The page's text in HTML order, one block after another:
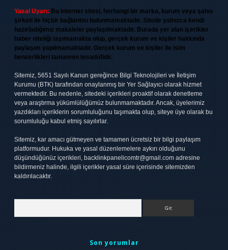
Yasal Uyarı: Bu internet sitesi, herhangi bir marka, kurum veya şahıs
şirketi ile hiçbir bağlantısı bulunmamaktadır. Sitede yalnızca kendi
hazırladığımız makaleler paylaşılmaktadır. Burada yer alan içerikler
haber niteliği taşımamakta olup, gerçek kurum ve kişiler hakkında
paylaşım yapılmamaktadır. Gerçek kurum ve kişiler ile isim
benzerlikleri tamamen tesadüfidir.
Sitemiz, 5651 Sayılı Kanun gereğince Bilgi Teknolojileri ve İletişim
Kurumu (BTK) tarafından onaylanmış bir Yer Sağlayıcı olarak hizmet
vermektedir. Bu nedenle, sitedeki içerikleri proaktif olarak denetleme
veya araştırma yükümlülüğümüz bulunmamaktadır. Ancak, üyelerimiz
yazdıkları içeriklerin sorumluluğunu taşımakta olup, siteye üye olarak bu
sorumluluğu kabul etmiş sayılırlar.
Sitemiz, kar amacı gütmeyen ve tamamen ücretsiz bir bilgi paylaşım
platformudur. Hukuka ve yasal düzenlemelere aykırı olduğunu
düşündüğünüz içerikleri, backlinkpanelicomtr@gmail.com adresine
bildirmeniz halinde, ilgili içerikler yasal süre içerisinde sitemizden
kaldırılacaktır.
Son yorumlar